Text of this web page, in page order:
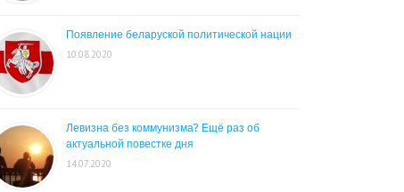
Появление беларуской политической нации
10.08.2020
Левизна без коммунизма? Ещё раз об
актуальной повестке дня
14.07.2020